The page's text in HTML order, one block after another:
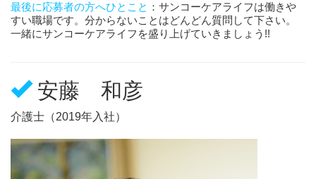
最後に応募者の方へひとこと ：サンコーケアライフは働きや
すい職場です。分からないことはどんどん質問して下さい。
一緒にサンコーケアライフを盛り上げていきましょう!!
安藤 和彦
介護士（2019年入社）